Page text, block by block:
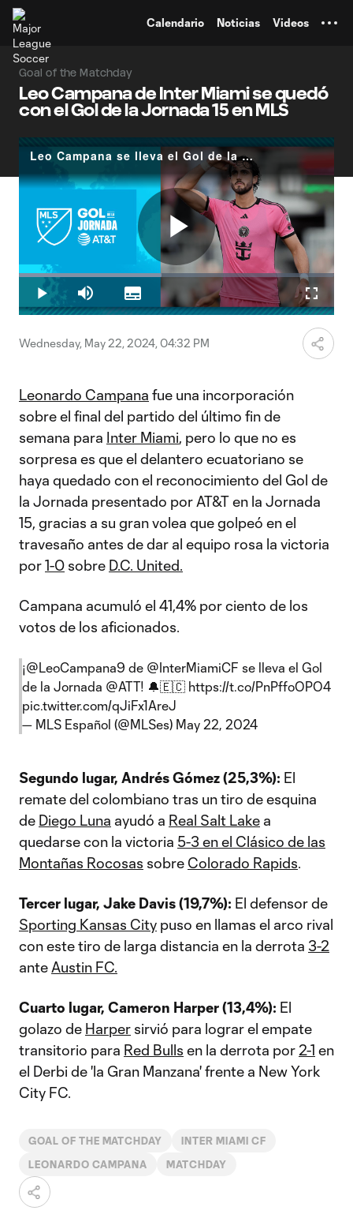
Calendario Noticias Videos
Goal of the Matchday
Leo Campana de Inter Miami se quedó
con el Gol de la Jornada 15 en MLS
Leo Campana se lleva el Gol de la Jornada 15 de MLS
Play
Video
Play Mute
Loaded:
45.27%
Subtitles
Wednesday, May 22, 2024, 04:32 PM
Leonardo Campana fue una incorporación
sobre el final del partido del último fin de
semana para Inter Miami, pero lo que no es
sorpresa es que el delantero ecuatoriano se
haya quedado con el reconocimiento del Gol de
la Jornada presentado por AT&T en la Jornada
15, gracias a su gran volea que golpeó en el
travesaño antes de dar al equipo rosa la victoria
por1-0 sobre D.C. United.
Campana acumuló el 41,4% por ciento de los
votos de los aficionados.
¡@LeoCampana9 de @InterMiamiCF se lleva el Gol
de la Jornada @ATT! 🔔🇪🇨 https://t.co/PnPffoOPO4
pic.twitter.com/qJiFx1AreJ
— MLS Español (@MLSes) May 22, 2024
Segundo lugar, Andrés Gómez (25,3%): El
remate del colombiano tras un tiro de esquina
de Diego Luna ayudó a Real Salt Lake a
quedarse con la victoria 5-3 en el Clásico de las
Montañas Rocosas sobre Colorado Rapids.
Tercer lugar, Jake Davis (19,7%): El defensor de
Sporting Kansas City puso en llamas el arco rival
con este tiro de larga distancia en la derrota 3-2
ante Austin FC.
Cuarto lugar, Cameron Harper (13,4%): El
golazo de Harper sirvió para lograr el empate
transitorio para Red Bulls en la derrota por 2-1 en
el Derbi de 'la Gran Manzana' frente a New York
City FC.
GOAL OF THE MATCHDAY INTER MIAMI CF
LEONARDO CAMPANA MATCHDAY